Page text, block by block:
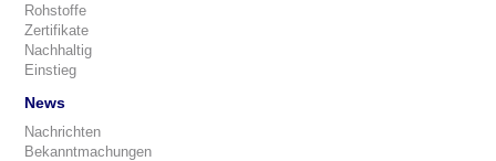
Rohstoffe
Zertifikate
Nachhaltig
Einstieg
News
Nachrichten
Bekanntmachungen